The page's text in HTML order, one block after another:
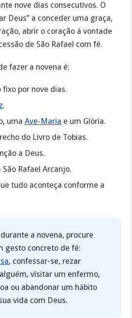
nove dias consecutivos. O
Deus” a conceder uma graça,
abrir o coração à vontade
de São Rafael com fé.
fazer a novena é:
fixo por nove dias.
.
umaAve-Maria e um Glória.
do Livro de Tobias.
a Deus.
São Rafael Arcanjo.
tudo aconteça conforme a
durante a novena, procure
gesto concreto de fé:
, confessar-se, rezar
visitar um enfermo,
ou abandonar um hábito
vida com Deus.